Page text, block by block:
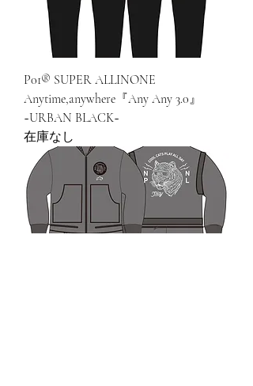
P01® SUPER ALLINONE
Anytime,anywhere『Any Any 3.0』
~URBAN BLACK~
在庫なし